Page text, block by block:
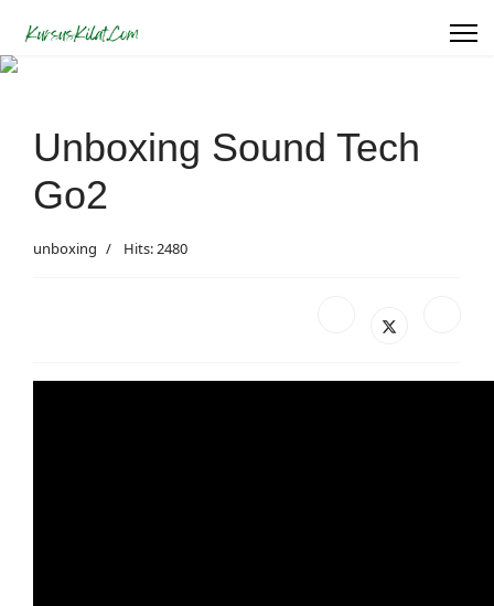
Unboxing Sound Tech
Go2
unboxing Hits: 2480